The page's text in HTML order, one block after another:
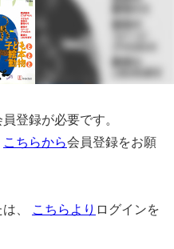
登録が必要です。
こちらから会員登録をお願
、 こちらより ログインを